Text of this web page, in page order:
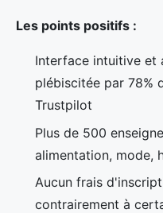
Les points positifs :
Interface intuitive et
plébiscitée par 78%
Trustpilot
Plus de 500
alimentation, mode,
Aucun frais
contrairement à